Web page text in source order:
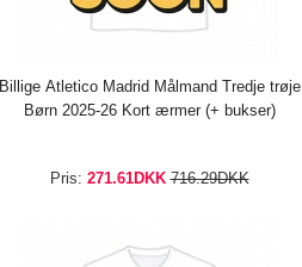
Billige Atletico Madrid Målmand Tredje trøje
Børn 2025-26 Kort ærmer (+ bukser)
Pris: 271.61DKK 716.29DKK